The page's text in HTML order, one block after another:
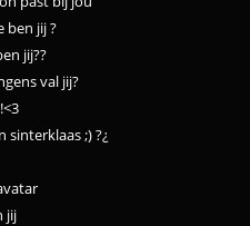
ben jij ?
jij??
val jij?
sinterklaas ;) ?¿
jij